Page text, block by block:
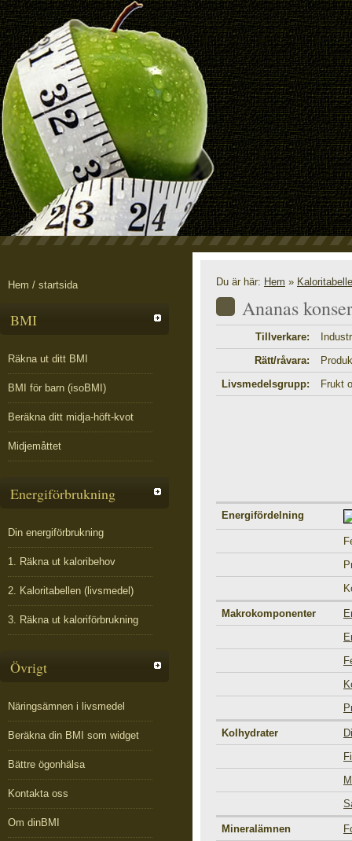
Hem / startsida
BMI
Räkna ut ditt BMI
BMI för barn (isoBMI)
Beräkna ditt midja-höft-kvot
Midjemåttet
Energiförbrukning
Din energiförbrukning
1. Räkna ut kaloribehov
2. Kaloritabellen (livsmedel)
3. Räkna ut kaloriförbrukning
Övrigt
Näringsämnen i livsmedel
Beräkna din BMI som widget
Bättre ögonhälsa
Kontakta oss
Om dinBMI
Du är här: Hem »
Ananas
Tillverkare:
Rätt/råvara:
Livsmedelsgrupp:
Frukt
Energifördelning
Makrokomponenter
Kolhydrater
Mineralämnen